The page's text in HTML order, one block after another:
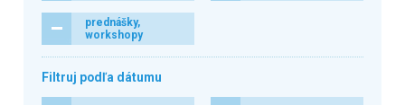
prednášky,
workshopy
Filtruj podľa dátumu